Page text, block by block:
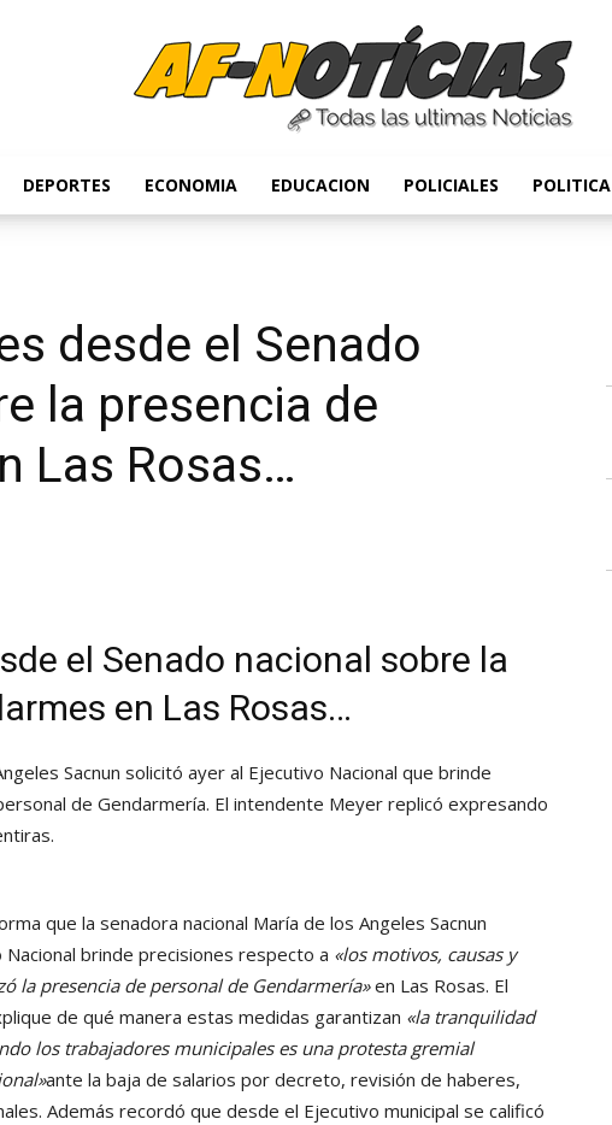
Anyulin
DEPORTES ECONOMIA EDUCACION POLICIALES POLITICA
desde el Senado
la presencia de
Las Rosas…
el Senado nacional sobre la
en Las Rosas…
Sacnun solicitó ayer al Ejecutivo Nacional que brinde
de Gendarmería. El intendente Meyer replicó expresando
que la senadora nacional María de los Angeles Sacnun
brinde precisiones respecto a «los motivos, causas y
la presencia de personal de Gendarmería»en Las Rosas. El
de qué manera estas medidas garantizan «la tranquilidad
los trabajadores municipales es una protesta gremial
ante la baja de salarios por decreto, revisión de haberes,
Además recordó que desde el Ejecutivo municipal se calificó